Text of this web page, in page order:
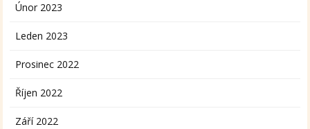
Únor 2023
Leden 2023
Prosinec 2022
Říjen 2022
Září 2022